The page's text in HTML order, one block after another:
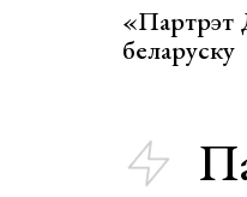
«Партрэт
беларуску